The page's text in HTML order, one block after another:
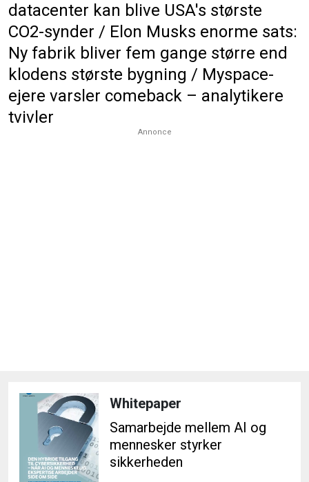
datacenter kan blive USA's største
CO2-synder / Elon Musks enorme sats:
Ny fabrik bliver fem gange større end
klodens største bygning / Myspace-
ejere varsler comeback – analytikere
tvivler
Annonce
Whitepaper
Samarbejde mellem AI og
mennesker styrker
sikkerheden